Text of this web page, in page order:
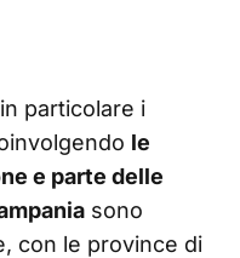
particolare i
le
e parte delle
sono
con le province di